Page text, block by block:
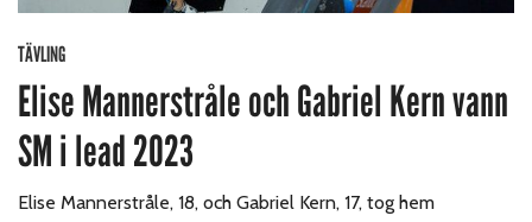
TÄVLING
Elise Mannerstråle och Gabriel Kern vann
SM i lead 2023
Elise Mannerstråle, 18, och Gabriel Kern, 17, tog hem